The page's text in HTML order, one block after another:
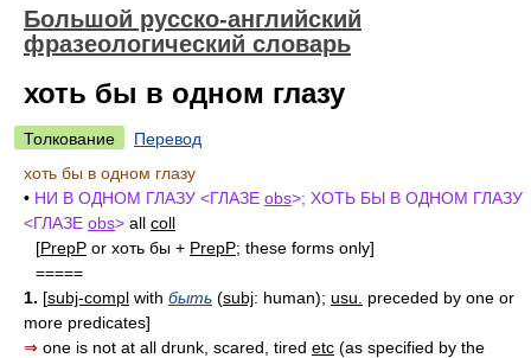
Большой русско-английский
фразеологический словарь
хоть бы в одном глазу
Толкование
Перевод
хоть бы в одном глазу
• НИ В ОДНОМ ГЛАЗУ <ГЛАЗЕ obs>; ХОТЬ БЫ В ОДНОМ ГЛАЗУ
<ГЛАЗЕ obs> all coll
[PrepP or хоть бы + PrepP; these forms only]
=====
1. [subj-compl with быть (subj: human); usu.
preceded by one or
more predicates]
⇒ one is not at all drunk, scared, tired etc (as specified by the